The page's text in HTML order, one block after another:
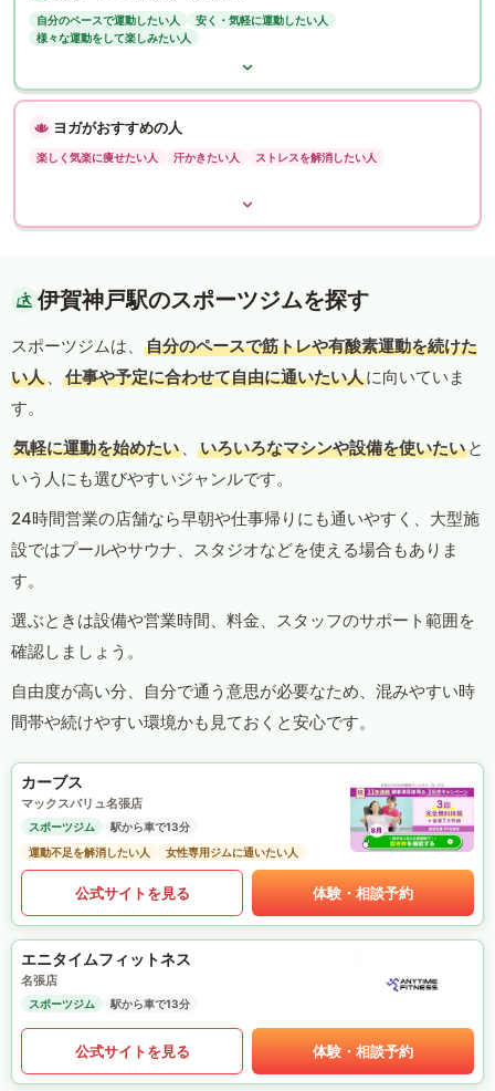
自分のペースで運動したい人
安く・気軽に運動したい人
様々な運動をして楽しみたい人
ヨガがおすすめの人
楽しく気楽に痩せたい人 汗かきたい人 ストレスを解消したい人
伊賀神戸駅のスポーツジムを探す
スポーツジムは、
自分のペースで筋トレや有酸素運動を続けた
い人 、 仕事や予定に合わせて自由に通いたい人に向いていま
す。
気軽に運動を始めたい 、 いろいろなマシンや設備を使いたい と
いう人にも選びやすいジャンルです。
24時間営業の店舗なら早朝や仕事帰りにも通いやすく、大型施
設ではプールやサウナ、スタジオなどを使える場合もありま
す。
選ぶときは設備や営業時間、料金、スタッフのサポート範囲を
確認しましょう。
自由度が高い分、自分で通う意思が必要なため、混みやすい時
間帯や続けやすい環境かも見ておくと安心です。
カーブス
マックスバリュ名張店
スポーツジム
駅から車で13分
運動不足を解消したい人
女性専用ジムに通いたい人
公式サイトを見る 体験・相談予約
エニタイムフィットネス
名張店
スポーツジム 駅から車で13分
公式サイトを見る 体験・相談予約